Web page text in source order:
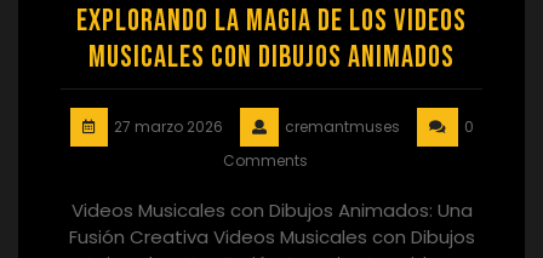
Explorando la Magia de los Videos
Musicales con Dibujos Animados
27 marzo 2026 cremantmuses
0
Comments
Videos Musicales con Dibujos Animados: Una
Fusión Creativa Videos Musicales con Dibujos